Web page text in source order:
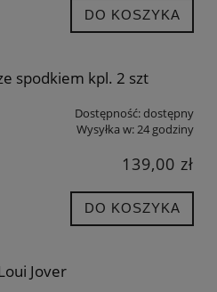
DO KOSZYKA
spodkiem kpl. 2 szt
Dostępność:dostępny
Wysyłka w:24 godziny
139,00 zł
DO KOSZYKA
Jover